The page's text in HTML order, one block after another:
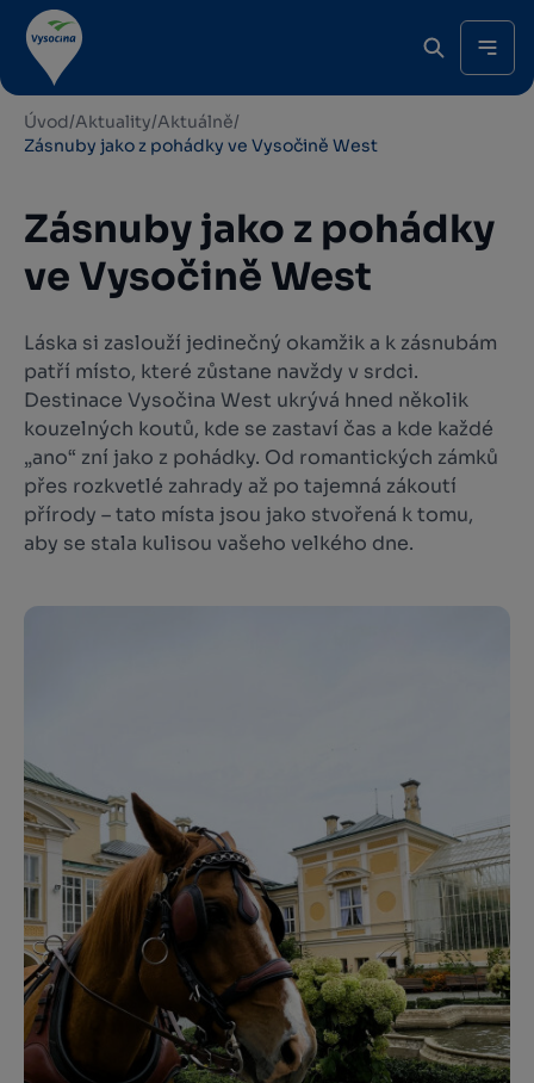
Úvod/Aktuality/Aktuálně/
Zásnuby jako z pohádky ve Vysočině West
Zásnuby jako z pohádky
ve Vysočině West
Láska si zaslouží jedinečný okamžik a k zásnubám
patří místo, které zůstane navždy v srdci.
Destinace Vysočina West ukrývá hned několik
kouzelných koutů, kde se zastaví čas a kde každé
„ano“ zní jako z pohádky. Od romantických zámků
přes rozkvetlé zahrady až po tajemná zákoutí
přírody – tato místa jsou jako stvořená k tomu,
aby se stala kulisou vašeho velkého dne.